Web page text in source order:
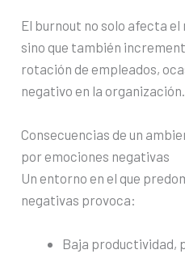
El burnout no solo afecta
sino que también
rotación de empleados,
negativo en la organización.
Consecuencias de un
por emociones negativas
Un entorno en el que
negativas provoca:
Baja productividad,